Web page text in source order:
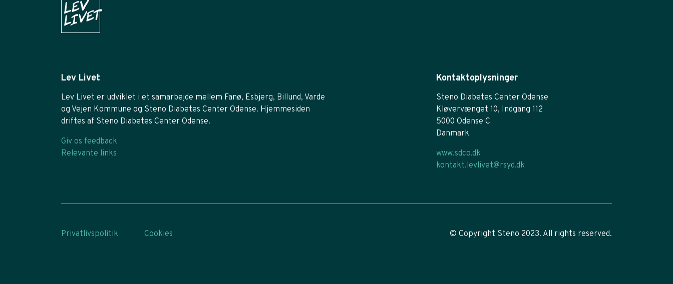
Lev Livet
Lev Livet er udviklet i et samarbejde mellem Fanø, Esbjerg, Billund, Varde
og Vejen Kommune og Steno Diabetes Center Odense. Hjemmesiden
driftes af Steno Diabetes Center Odense.
Giv os feedback
Relevante links
Kontaktoplysninger
Steno Diabetes Center Odense
Kløvervænget 10, Indgang 112
5000 Odense C
Danmark
www.sdco.dk
kontakt.levlivet@rsyd.dk
Privatlivspolitik Cookies © Copyright Steno 2023. All rights reserved.